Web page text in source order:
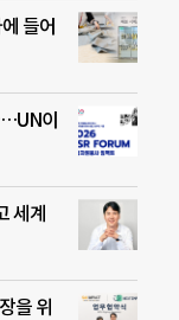
들어
이
세계
을 위